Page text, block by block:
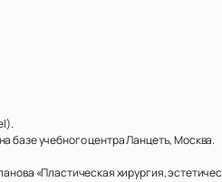
базе учебного центра Ланцетъ, Москва.
«Пластическая хирургия,